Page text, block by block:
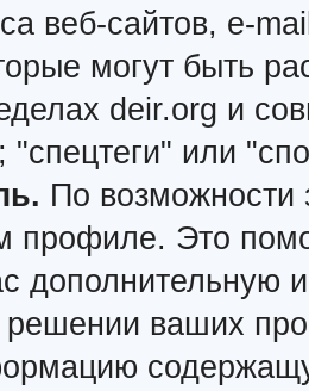
веб-сайтов, e-
могут быть
deir.org и
"спецтеги" или
По возможности
профиле. Это
дополнительную
решении ваших